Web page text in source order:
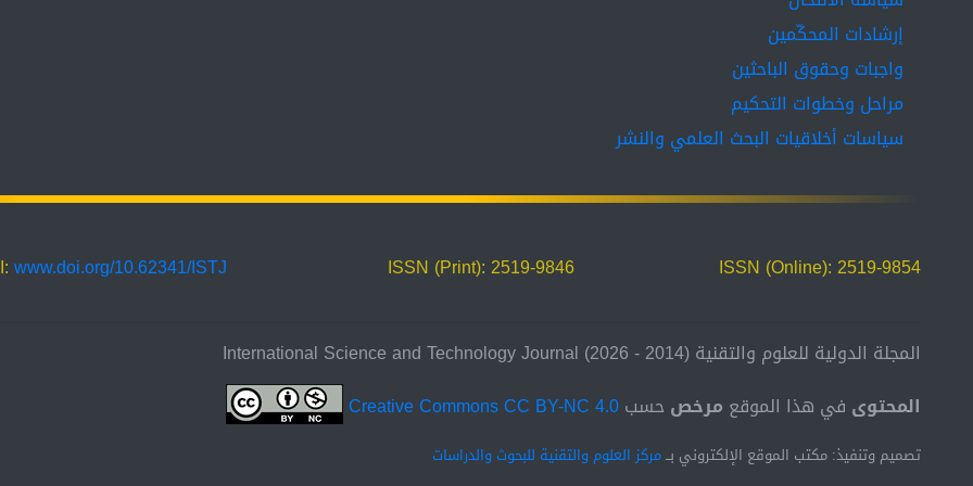
إرشادات المحكّمين
واجبات وحقوق الباحثين
مراحل وخطوات التحكيم
سياسات أخلاقيات البحث العلمي والنشر
ISSN (Online): 2519-9854
ISSN (Print): 2519-9846
www.doi.org/10.62341/ISTJ
المجلة الدولية للعلوم والتقنية (2014 - 2026) International Science and Technology Journal
المحتوى في هذا الموقع مرخصحسبCreative Commons CC BY-NC 4.0
تصميم وتنفيذ: مكتب الموقع الإلكتروني بــمركز العلوم والتقنية للبحوث والدراسات